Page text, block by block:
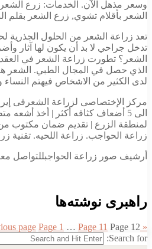
وسعر مذهل الآن. الخدمات: زرع
الشعر بأقلام تشوي, زرع الشعر بقلم
تعد زراعة الشعر من الحلول
تدخل جراحي لا بد أن يكون لها آثار
الشعر؟ تطورت زراعة الشعر في العقد
الذي حصل في المجال الطبي. الشعر
لدى الكثير من الاشخاص فيهتم
الی 5 أضعاف کثافه أکثر | أخذ
لمنطقة الزرع | تقدیم ضمان مکتوب
زراعة الحواجب. زراعة اللحیه. تقنیة
أرشیف صور زراعة الحواجبللتواصل
راهبری نوشته‌ها
«
Page 1 … Page 11 Page 12
Search for: